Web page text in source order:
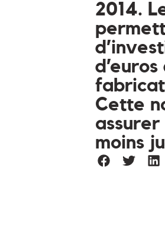
2014.
Cette
assurer
moins